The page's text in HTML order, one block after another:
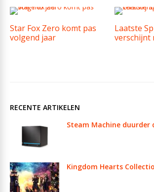
Star Fox Zero komt pas
volgend jaar
Laatste
verschijnt
RECENTE ARTIKELEN
Steam Machine duurder
Kingdom Hearts